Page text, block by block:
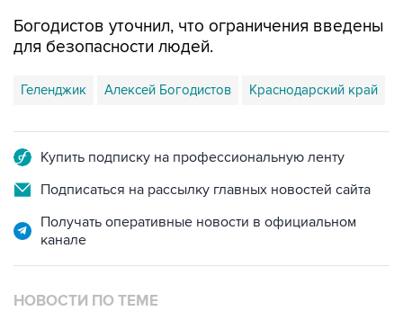
Богодистов уточнил, что ограничения введены
для безопасности людей.
Геленджик Алексей Богодистов Краснодарский край
Купить подписку на профессиональную ленту
Подписаться на рассылку главных новостей сайта
Получать оперативные новости в официальном
канале
НОВОСТИ ПО ТЕМЕ